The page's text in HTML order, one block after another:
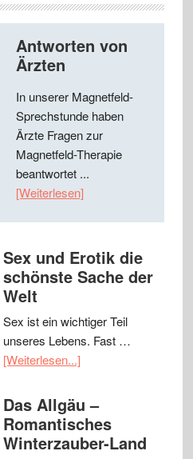
Antworten von
Ärzten
In unserer Magnetfeld-
Sprechstunde haben
Ärzte Fragen zur
Magnetfeld-Therapie
beantwortet ...
[Weiterlesen]
Sex und Erotik die
schönste Sache der
Welt
Sex ist ein wichtiger Teil
unseres Lebens. Fast …
[Weiterlesen...]
Das Allgäu –
Romantisches
Winterzauber-Land